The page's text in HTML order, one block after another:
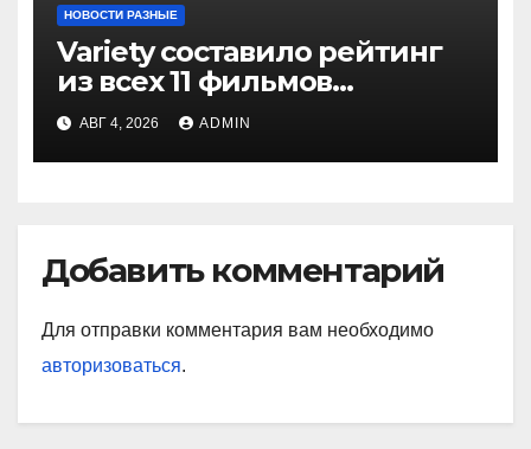
НОВОСТИ РАЗНЫЕ
Variety составило рейтинг
из всех 11 фильмов
о Человеке-пауке — от
худшего к лучшему
АВГ 4, 2026 ADMIN
Добавить комментарий
Для отправки комментария вам необходимо
авторизоваться.